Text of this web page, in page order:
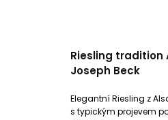
Riesling tradition
Joseph Beck
Elegantní Riesling z
s typickým projevem